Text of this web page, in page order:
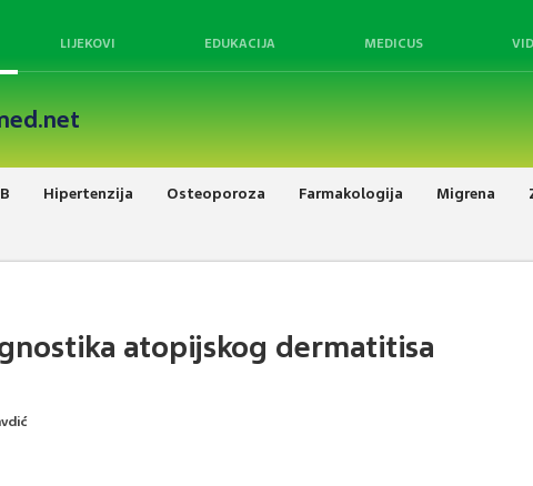
LIJEKOVI EDUKACIJA MEDICUS
Hipertenzija Osteoporoza Farmakologija Migrena
atopijskog dermatitisa